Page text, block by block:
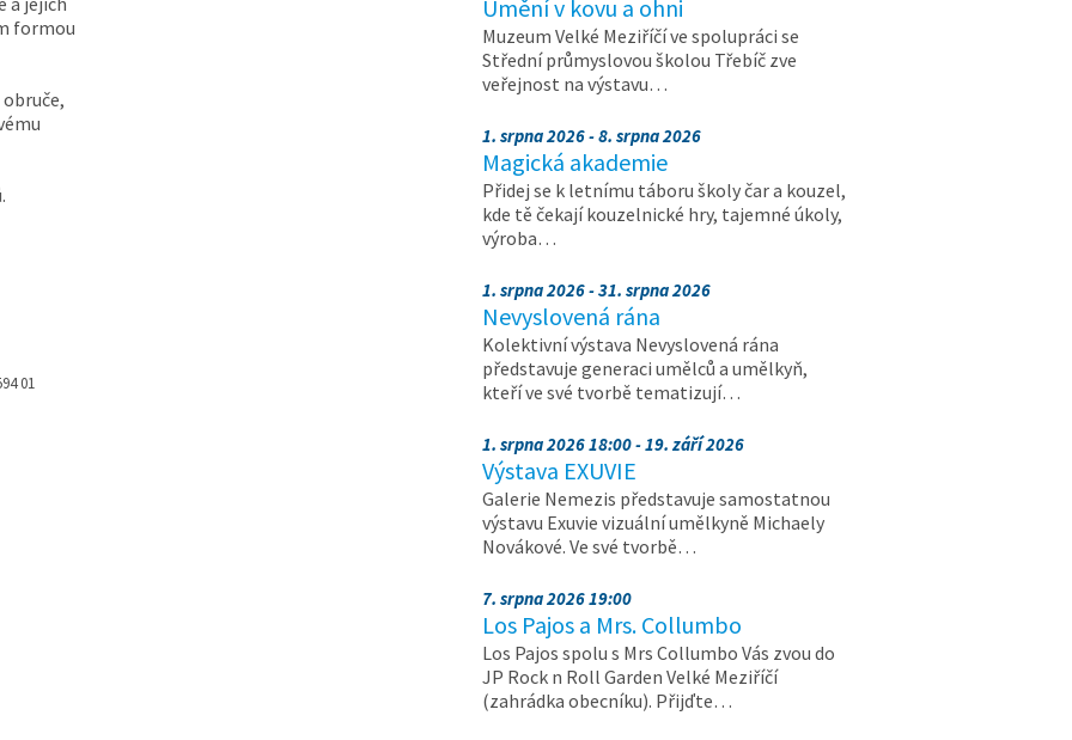
formou
01
Umění v kovu a ohni
Muzeum Velké Meziříčí ve spolupráci se
Střední průmyslovou školou Třebíč zve
veřejnost na výstavu…
1. srpna 2026 - 8. srpna 2026
Magická akademie
Přidej se k letnímu táboru školy čar a kouzel,
kde tě čekají kouzelnické hry, tajemné úkoly,
výroba…
1. srpna 2026 - 31. srpna 2026
Nevyslovená rána
Kolektivní výstava Nevyslovená rána
představuje generaci umělců a umělkyň,
kteří ve své tvorbě tematizují…
1. srpna 2026 18:00 - 19. září 2026
Výstava EXUVIE
Galerie Nemezis představuje samostatnou
výstavu Exuvie vizuální umělkyně Michaely
Novákové. Ve své tvorbě…
7. srpna 2026 19:00
Los Pajos a Mrs. Collumbo
Los Pajos spolu s Mrs Collumbo Vás zvou do
JP Rock n Roll Garden Velké Meziříčí
(zahrádka obecníku). Přijďte…